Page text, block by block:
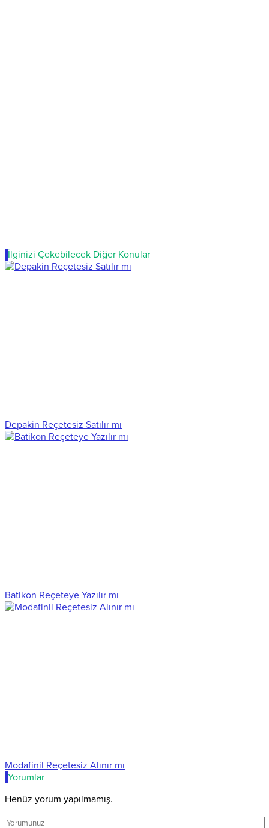
İlginizi Çekebilecek Diğer Konular
Depakin Reçetesiz Satılır mı
Batikon Reçeteye Yazılır mı
Modafinil Reçetesiz Alınır mı
Yorumlar
Henüz yorum yapılmamış.